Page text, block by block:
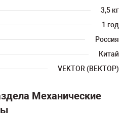
3,5 кг
1 год
Россия
Китай
VEKTOR (ВЕКТОР)
Механические